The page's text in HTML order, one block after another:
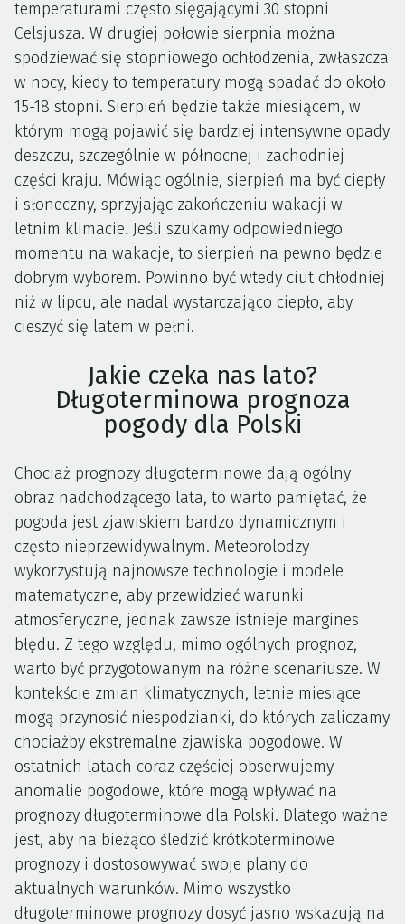
temperaturami często sięgającymi 30 stopni
Celsjusza. W drugiej połowie sierpnia można
spodziewać się stopniowego ochłodzenia, zwłaszcza
w nocy, kiedy to temperatury mogą spadać do około
15-18 stopni. Sierpień będzie także miesiącem, w
którym mogą pojawić się bardziej intensywne opady
deszczu, szczególnie w północnej i zachodniej
części kraju. Mówiąc ogólnie, sierpień ma być ciepły
i słoneczny, sprzyjając zakończeniu wakacji w
letnim klimacie. Jeśli szukamy odpowiedniego
momentu na wakacje, to sierpień na pewno będzie
dobrym wyborem. Powinno być wtedy ciut chłodniej
niż w lipcu, ale nadal wystarczająco ciepło, aby
cieszyć się latem w pełni.
Jakie czeka nas lato?
Długoterminowa prognoza
pogody dla Polski
Chociaż prognozy długoterminowe dają ogólny
obraz nadchodzącego lata, to warto pamiętać, że
pogoda jest zjawiskiem bardzo dynamicznym i
często nieprzewidywalnym. Meteorolodzy
wykorzystują najnowsze technologie i modele
matematyczne, aby przewidzieć warunki
atmosferyczne, jednak zawsze istnieje margines
błędu. Z tego względu, mimo ogólnych prognoz,
warto być przygotowanym na różne scenariusze. W
kontekście zmian klimatycznych, letnie miesiące
mogą przynosić niespodzianki, do których zaliczamy
chociażby ekstremalne zjawiska pogodowe. W
ostatnich latach coraz częściej obserwujemy
anomalie pogodowe, które mogą wpływać na
prognozy długoterminowe dla Polski. Dlatego ważne
jest, aby na bieżąco śledzić krótkoterminowe
prognozy i dostosowywać swoje plany do
aktualnych warunków. Mimo wszystko
długoterminowe prognozy dosyć jasno wskazują na